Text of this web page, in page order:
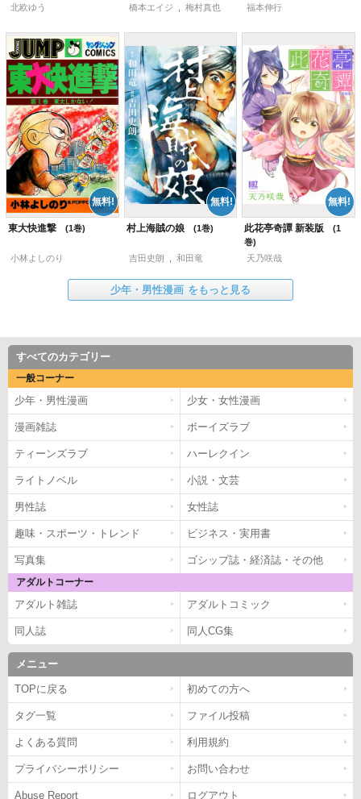
北欧ゆう
橋本エイジ
梅村真也 福本伸行
東大快進撃 1
小林よしのり
村上海賊の娘 1
吉田史朗 和田竜
此花亭奇譚 新装版 1
天乃咲哉
少年・男性漫画 をもっと見る
すべてのカテゴリー
一般コーナー
少年・男性漫画 少女・女性漫画
漫画雑誌 ボーイズラブ
ティーンズラブ ハーレクイン
ライトノベル 小説・文芸
男性誌 女性誌
趣味・スポーツ・トレンド ビジネス・実用書
写真集 ゴシップ誌・経済誌・その他
アダルトコーナー
アダルト雑誌 アダルトコミック
同人誌 同人CG集
メニュー
TOPに戻る 初めての方へ
タグ一覧 ファイル投稿
よくある質問 利用規約
プライバシーポリシー お問い合わせ
Abuse Report ログアウト